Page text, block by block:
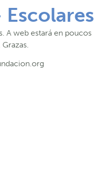
A web estará en poucos